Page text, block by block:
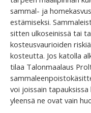
sammal- ja
estämiseksi.
sitten ulkoseinissä tai
kosteusvaurioiden
kosteutta. Jos katolla
tilaa Talonmaalaus
voi joissain
yleensä ne ovat vain